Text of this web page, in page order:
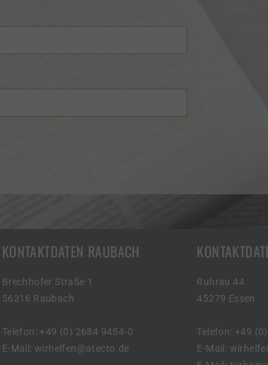
KONTAKTDATEN RAUBACH
Brechhofer Straße 1
56316 Raubach
Telefon: +49 (0) 2684 9454-0
E-Mail: wirhelfen@atecto.de
Ruhrau 44
45279 Essen
Telefon: +49
E-Mail: